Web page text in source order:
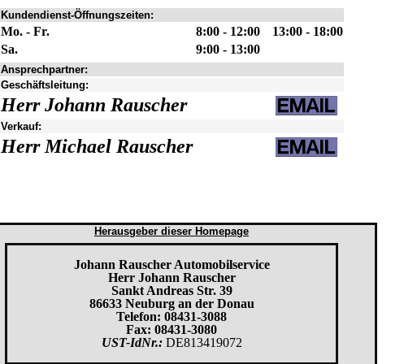
Kundendienst-Öffnungszeiten:
Mo. - Fr. 8:00 - 12:00
13:00 - 18:00
Sa.
9:00 - 13:00
Ansprechpartner:
Geschäftsleitung:
Herr Johann Rauscher
Verkauf:
Herr Michael Rauscher
Herausgeber dieser Homepage
Johann Rauscher Automobilservice
Herr Johann Rauscher
Sankt Andreas Str. 39
86633 Neuburg an der Donau
Telefon: 08431-3088
Fax: 08431-3080
UST-IdNr.:DE813419072